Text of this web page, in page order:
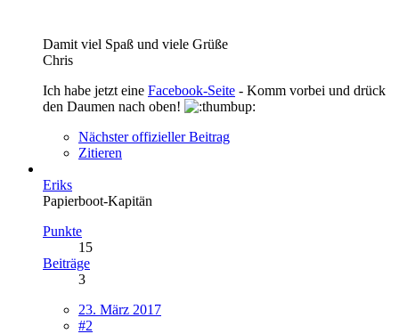
Damit viel Spaß und viele Grüße
Chris
Ich habe jetzt eine Facebook-Seite - Komm vorbei und drück
den Daumen nach oben!
Nächster offizieller Beitrag
Zitieren
Eriks
Papierboot-Kapitän
Punkte
15
Beiträge
3
23. März 2017
#2